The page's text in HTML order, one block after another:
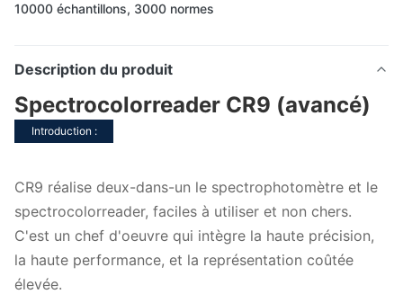
10000 échantillons, 3000 normes
Description du produit
Spectrocolorreader CR9 (avancé)
Introduction :
CR9 réalise deux-dans-un le spectrophotomètre et le
spectrocolorreader, faciles à utiliser et non chers.
C'est un chef d'oeuvre qui intègre la haute précision,
la haute performance, et la représentation coûtée
élevée.